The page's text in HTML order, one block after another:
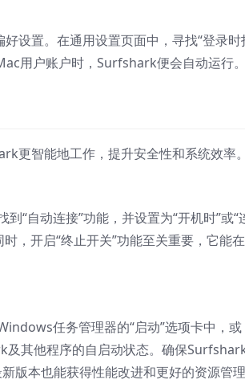
设置。在通用设置页面中，寻找“登录时
用户账户时，Surfshark便会自动运行
更智能地工作，提升安全性和系统效率
“自动连接”功能，并设置为“开机时”或“
，开启“终止开关”功能至关重要，它能在
任务管理器的“启动”选项卡中，或
及其他程序的自启动状态。确保
版本也能获得性能改进和更好的资源管